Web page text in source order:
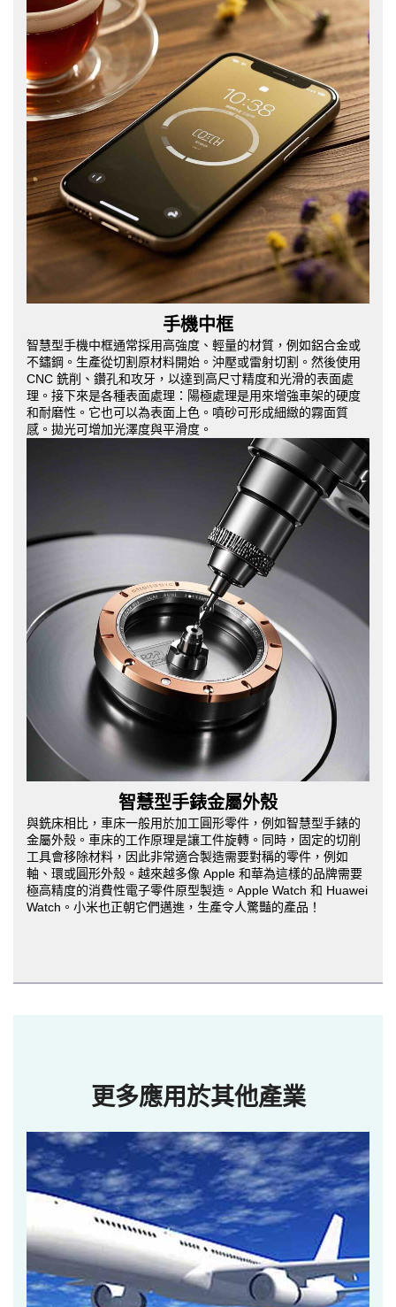
手機中框
智慧型手機中框通常採用高強度、輕量的材質，例如鋁合金或
不鏽鋼。生產從切割原材料開始。沖壓或雷射切割。然後使用
CNC 銑削、鑽孔和攻牙，以達到高尺寸精度和光滑的表面處
理。接下來是各種表面處理：陽極處理是用來增強車架的硬度
和耐磨性。它也可以為表面上色。噴砂可形成細緻的霧面質
感。拋光可增加光澤度與平滑度。
智慧型手錶金屬外殼
與銑床相比，車床一般用於加工圓形零件，例如智慧型手錶的
金屬外殼。車床的工作原理是讓工件旋轉。同時，固定的切削
工具會移除材料，因此非常適合製造需要對稱的零件，例如
軸、環或圓形外殼。越來越多像 Apple 和華為這樣的品牌需要
極高精度的消費性電子零件原型製造。Apple Watch 和 Huawei
Watch。小米也正朝它們邁進，生產令人驚豔的產品！
更多應用於其他產業